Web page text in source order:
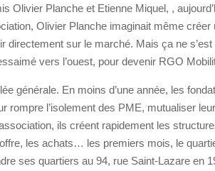
Olivier Planche et Etienne Miquel, ,
Olivier Planche imaginait même
directement sur le marché. Mais ça ne
vers l’ouest, pour devenir RGO
générale. En moins d’une année, les
rompre l’isolement des PME, mutualiser
ils créent rapidement les
les achats… les premiers mois, le
ses quartiers au 94, rue Saint-Lazare en